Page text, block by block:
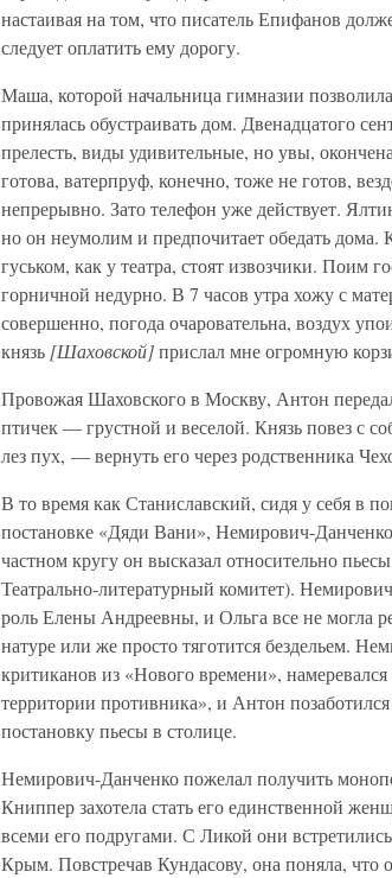
настаивая на том, что писатель Епифанов
следует оплатить ему дорогу.
Маша, которой начальница гимназии
принялась обустраивать дом. Двенадцатого
прелесть, виды удивительные, но увы,
готова, ватерпруф, конечно, тоже не готов,
непрерывно. Зато телефон уже действует.
но он неумолим и предпочитает обедать дома.
гуськом, как у театра, стоят извозчики. Поим
горничной недурно. В 7 часов утра хожу с
совершенно, погода очаровательна, воздух
князь [Шаховской]прислал мне огромную
Провожая Шаховского в Москву, Антон
птичек — грустной и веселой. Князь повез с
лез пух, — вернуть его через родственника
В то время как Станиславский, сидя у себя в
постановке «Дяди Вани», Немирович-Данченко
частном кругу он высказал относительно
Театрально-литературный комитет).
роль Елены Андреевны, и Ольга все не могла
натуре или же просто тяготится бездельем.
критиканов из «Нового времени», намеревался
территории противника», и Антон
постановку пьесы в столице.
Немирович-Данченко пожелал получить
Книппер захотела стать его единственной
всеми его подругами. С Ликой они
Крым. Повстречав Кундасову, она поняла, что